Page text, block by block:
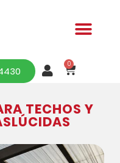
0
TECHOS Y